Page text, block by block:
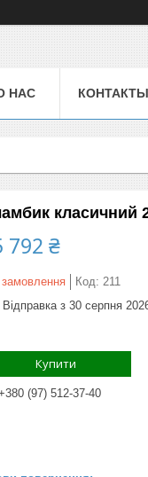
НАС КОНТАКТЫ
класичний
792 ₴
замовлення Код: 211
Відправка з 30 серпня
Купити
(97) 512-37-40